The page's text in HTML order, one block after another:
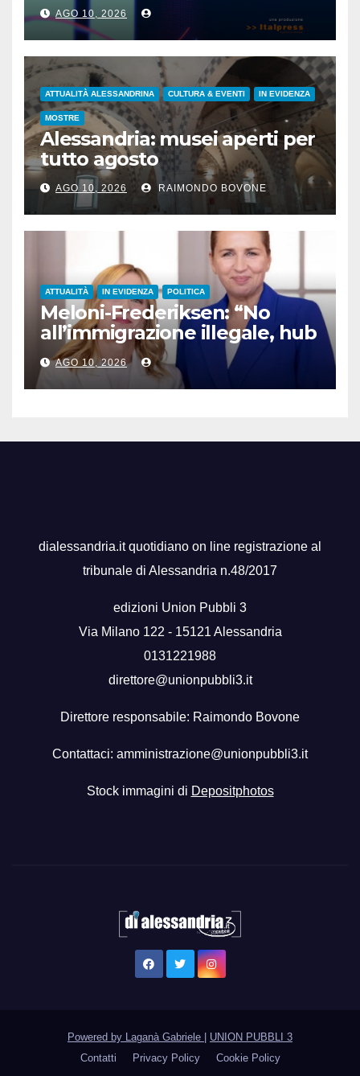
AGO 10, 2026
ATTUALITÀ ALESSANDRINA CULTURA & EVENTI IN EVIDENZA
MOSTRE
Alessandria: musei aperti per
tutto agosto
AGO 10, 2026 RAIMONDO BOVONE
ATTUALITÀ IN EVIDENZA POLITICA
Meloni-Frederiksen: “No
all’immigrazione illegale, hub
di rimpatrio in Paesi terzi”
AGO 10, 2026
dialessandria.it quotidiano on line registrazione al
tribunale di Alessandria n.48/2017
edizioni Union Pubbli 3
Via Milano 122 - 15121 Alessandria
0131221988
direttore@unionpubbli3.it
Direttore responsabile: Raimondo Bovone
Contattaci: amministrazione@unionpubbli3.it
Stock immagini di Depositphotos
Powered by Laganà Gabriele
UNION PUBBLI 3
Contatti
Privacy Policy Cookie Policy